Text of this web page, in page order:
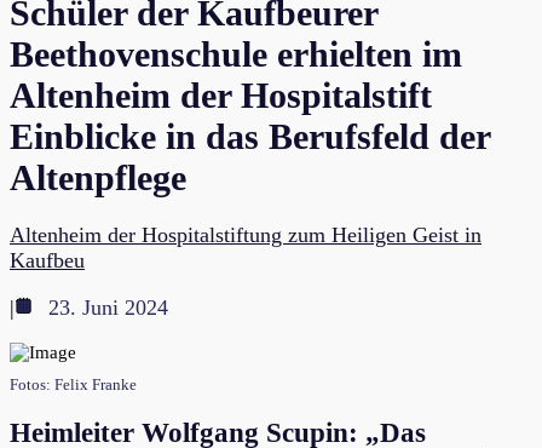
Schüler der Kaufbeurer
Beethovenschule erhielten im
Altenheim der Hospitalstift
Einblicke in das Berufsfeld der
Altenpflege
Altenheim der Hospitalstiftung zum Heiligen Geist in
Kaufbeu
|
23. Juni 2024
Fotos: Felix Franke
Heimleiter Wolfgang Scupin: „Das